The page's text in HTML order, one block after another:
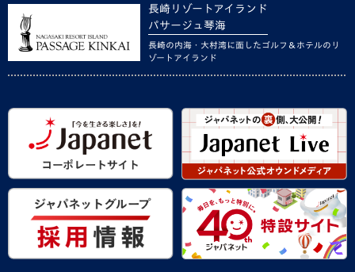
長崎リゾートアイランド
パサージュ琴海
長崎の内海・大村湾に面したゴルフ＆ホテルのリ
ゾートアイランド